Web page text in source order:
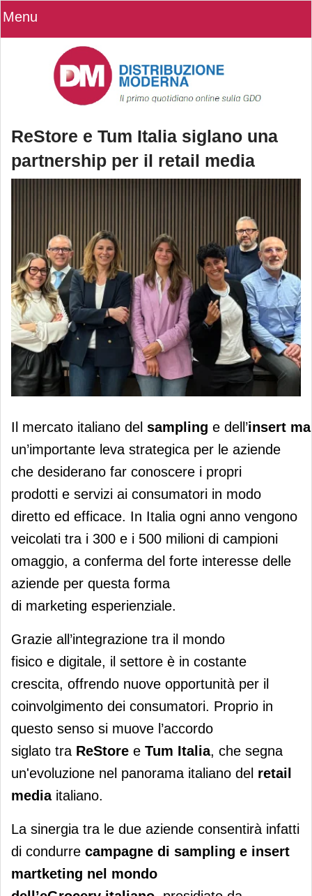
Menu
ReStore e Tum Italia siglano una
partnership per il retail media
ReStore e Tum Italia siglano una
partnership per il retail media
Il mercato italiano del sampling e dell’insert
un’importante leva strategica per le aziende
che desiderano far conoscere i propri
prodotti e servizi ai consumatori in modo
diretto ed efficace. In Italia ogni anno vengono
veicolati tra i 300 e i 500 milioni di campioni
omaggio, a conferma del forte interesse delle
aziende per questa forma
di marketing esperienziale.
Grazie all’integrazione tra il mondo
fisico e digitale, il settore è in costante
crescita, offrendo nuove opportunità per il
coinvolgimento dei consumatori. Proprio in
questo senso si muove l’accordo
siglato tra ReStore e Tum Italia, che segna
un'evoluzione nel panorama italiano del retail
media italiano.
La sinergia tra le due aziende consentirà infatti
di condurre campagne di sampling e insert
martketing nel mondo